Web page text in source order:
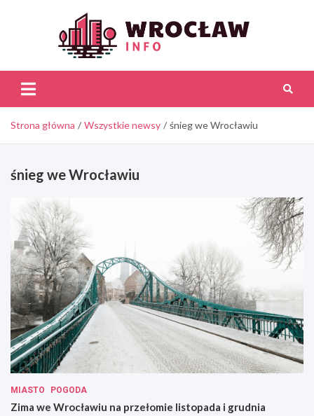
Strona główna Wszystkie newsy śnieg we Wrocławiu
śnieg we Wrocławiu
MIASTO POGODA
Zima we Wrocławiu na przełomie listopada i grudnia